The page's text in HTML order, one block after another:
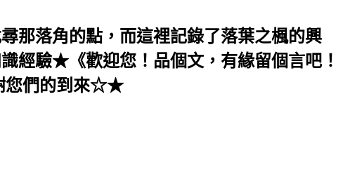
那落角的點，而這裡記錄了落葉之楓的興
經驗★《歡迎您！品個文，有緣留個言吧！
您們的到來☆★